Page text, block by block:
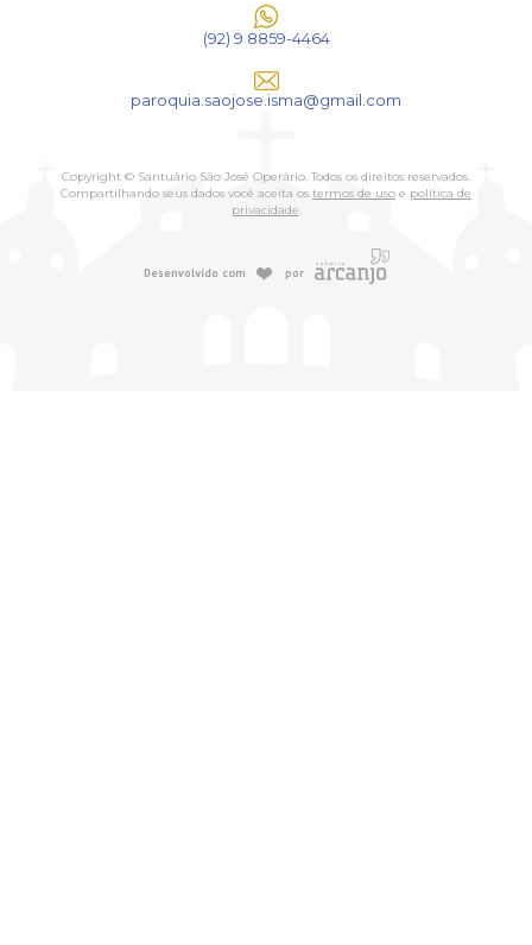
(92) 9 8859-4464
paroquia.saojose.isma@gmail.com
Copyright © Santuário São José Operário. Todos os direitos reservados.
Compartilhando seus dados você aceita os termos de uso e política de
privacidade.